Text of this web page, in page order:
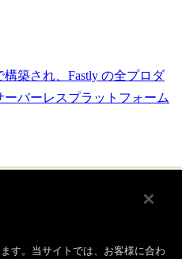
築され、Fastly の全プロダ
バーレスプラットフォーム
す。当サイトでは、お客様に合わ